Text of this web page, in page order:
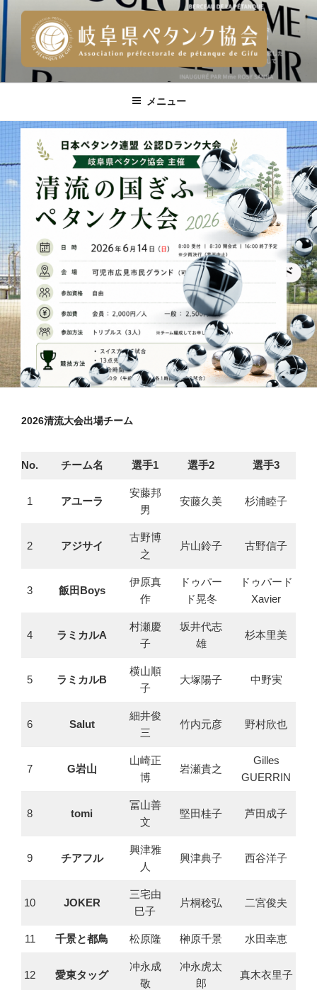
コ
ン
テ
ン
ツ
プ
メニュー
2026清流大会出場チーム
No. チーム名 選手1 選手2 選手3
1 アユーラ
安藤邦
男
安藤久美 杉浦睦子
2 アジサイ
古野博
之
片山鈴子 古野信子
3 飯田Boys
伊原真
作
ドゥパー
ド晃冬
ドゥパード
Xavier
4 ラミカルA
村瀬慶
子
坂井代志
雄
杉本里美
5 ラミカルB
横山順
子
大塚陽子 中野実
6 Salut
細井俊
三
竹内元彦 野村欣也
7 G岩山
山崎正
博
岩瀬貴之
Gilles
GUERRIN
8 tomi
冨山善
文
堅田桂子 芦田成子
9 チアフル
興津雅
人
興津典子 西谷洋子
10 JOKER
三宅由
巳子
片桐稔弘 二宮俊夫
11 千景と都鳥 松原隆 榊原千景 水田幸恵
12 愛東タッグ
冲永成
敬
冲永虎太
郎
真木衣里子